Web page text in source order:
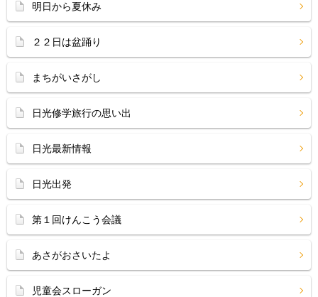
明日から夏休み
２２日は盆踊り
まちがいさがし
日光修学旅行の思い出
日光最新情報
日光出発
第１回けんこう会議
あさがおさいたよ
児童会スローガン